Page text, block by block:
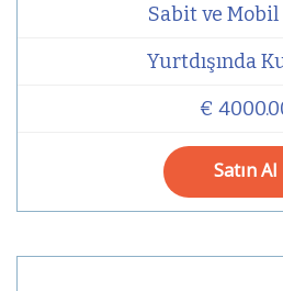
Sabit ve
Yurtdışında
€
Satın Al